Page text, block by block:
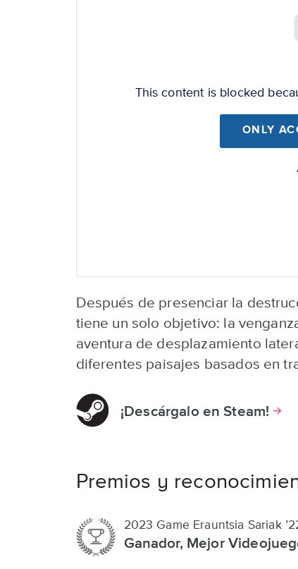
This content is blocked
ONLY
Después de presenciar la
tiene un solo objetivo: la
aventura de desplazamiento
diferentes paisajes basados ​​en
¡Descárgalo en Steam!
Premios y
2023 Game Erauntsia Sariak
Ganador, Mejor